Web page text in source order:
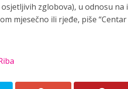
zglobova), u odnosu na
mjesečno ili rjeđe, piše “Centar